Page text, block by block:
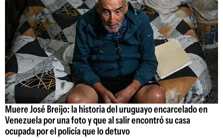
Muere José Breijo: la historia del uruguayo encarcelado en
Venezuela por una foto y que al salir encontró su casa
ocupada por el policía que lo detuvo